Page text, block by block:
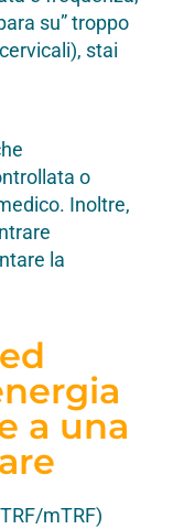
su” troppo
stai
o
Inoltre,
la
a una
mTRF)